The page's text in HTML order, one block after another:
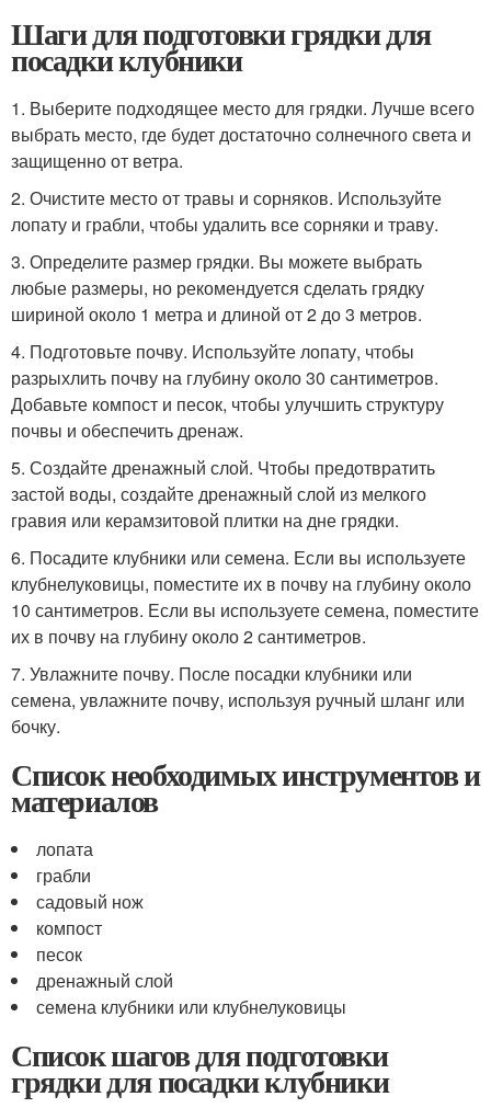
Шаги для подготовки грядки для
посадки клубники
1. Выберите подходящее место для грядки. Лучше всего
выбрать место, где будет достаточно солнечного света и
защищенно от ветра.
2. Очистите место от травы и сорняков. Используйте
лопату и грабли, чтобы удалить все сорняки и траву.
3. Определите размер грядки. Вы можете выбрать
любые размеры, но рекомендуется сделать грядку
шириной около 1 метра и длиной от 2 до 3 метров.
4. Подготовьте почву. Используйте лопату, чтобы
разрыхлить почву на глубину около 30 сантиметров.
Добавьте компост и песок, чтобы улучшить структуру
почвы и обеспечить дренаж.
5. Создайте дренажный слой. Чтобы предотвратить
застой воды, создайте дренажный слой из мелкого
гравия или керамзитовой плитки на дне грядки.
6. Посадите клубники или семена. Если вы используете
клубнелуковицы, поместите их в почву на глубину около
10 сантиметров. Если вы используете семена, поместите
их в почву на глубину около 2 сантиметров.
7. Увлажните почву. После посадки клубники или
семена, увлажните почву, используя ручный шланг или
бочку.
Список необходимых инструментов и
материалов
лопата
грабли
садовый нож
компост
песок
дренажный слой
семена клубники или клубнелуковицы
Список шагов для подготовки
грядки для посадки клубники